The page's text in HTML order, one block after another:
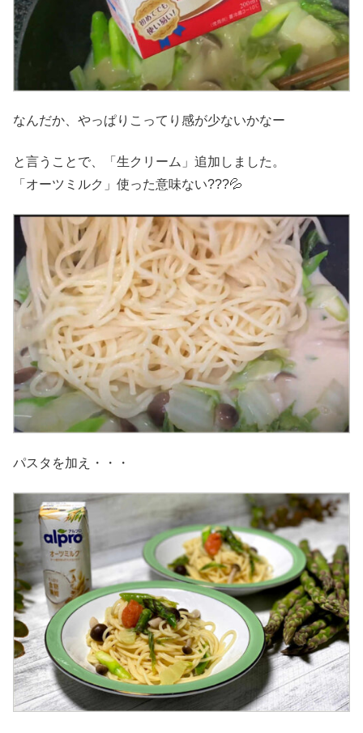
なんだか、やっぱりこってり感が少ないかなー
と言うことで、「生クリーム」追加しました。
「オーツミルク」使った意味ない???💦
パスタを加え・・・